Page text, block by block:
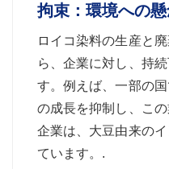
拘束：環境への
ロイコ染料の生産と
ら、企業に対し、持
す。例えば、一部の
の成長を抑制し、こ
企業は、大豆由来の
ています。.